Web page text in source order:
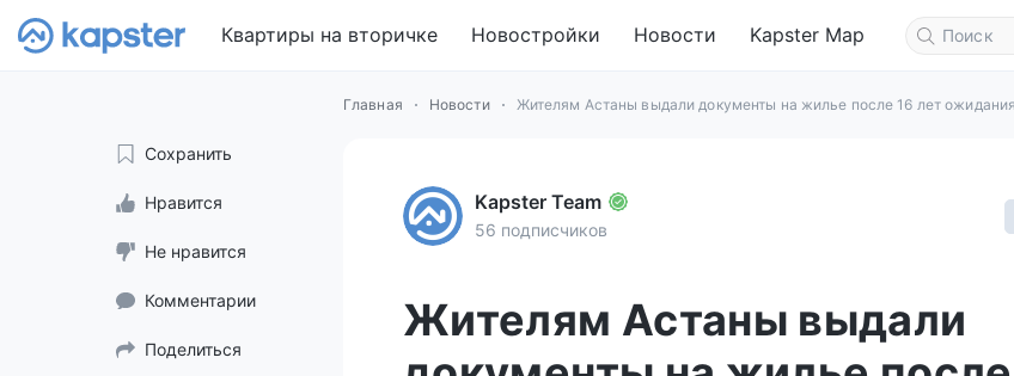
Квартиры на вторичке Новостройки Новости Kapster Map
Главная Новости Жителям Астаны выдали документы на жилье после 16 лет ожидания
Сохранить
Нравится
Не нравится
Комментарии
Поделиться
Kapster Team
56 подписчиков
Жителям Астаны выдали